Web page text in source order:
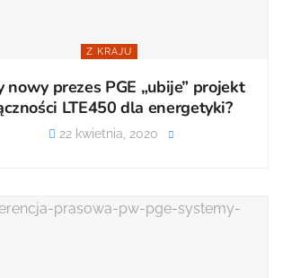
Z KRAJU
nowy prezes PGE „ubije” projekt
LTE450 dla energetyki?
22 kwietnia, 2020